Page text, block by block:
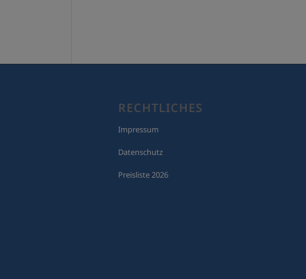
RECHTLICHES
Impressum
Datenschutz
Preisliste 2026